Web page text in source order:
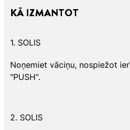
KĀ IZMANTOT
1. SOLIS
Noņemiet vāciņu, nospiežot
"PUSH".
2. SOLIS